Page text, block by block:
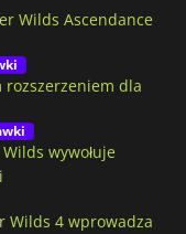
Wilds Ascendance
rozszerzeniem dla
wywołuje
Wilds 4 wprowadza